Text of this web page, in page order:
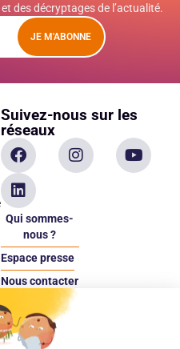
des décryptages de l’actualité.
JE M'ABONNE
Suivez-nous sur les
réseaux
Qui sommes-
nous ?
Espace presse
Nous contacter
Espace
donateur